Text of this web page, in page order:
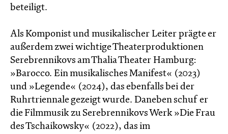
beteiligt.
Als Komponist und musikalischer Leiter prägte er
außerdem zwei wichtige Theaterproduktionen
Serebrennikovs am Thalia Theater Hamburg:
»Barocco. Ein musikalisches Manifest« (2023)
und »Legende« (2024), das ebenfalls bei der
Ruhrtriennale gezeigt wurde. Daneben schuf er
die Filmmusik zu Serebrennikovs Werk »Die Frau
des Tschaikowsky« (2022), das im